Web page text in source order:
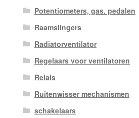
Potentiometers, gas. pedalen
Raamslingers
Radiatorventilator
Regelaars voor ventilatoren
Relais
Ruitenwisser mechanismen
schakelaars